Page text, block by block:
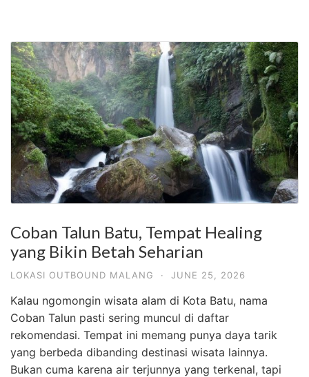
Coban Talun Batu, Tempat Healing
yang Bikin Betah Seharian
LOKASI OUTBOUND MALANG · JUNE 25, 2026
Kalau ngomongin wisata alam di Kota Batu, nama
Coban Talun pasti sering muncul di daftar
rekomendasi. Tempat ini memang punya daya tarik
yang berbeda dibanding destinasi wisata lainnya.
Bukan cuma karena air terjunnya yang terkenal, tapi